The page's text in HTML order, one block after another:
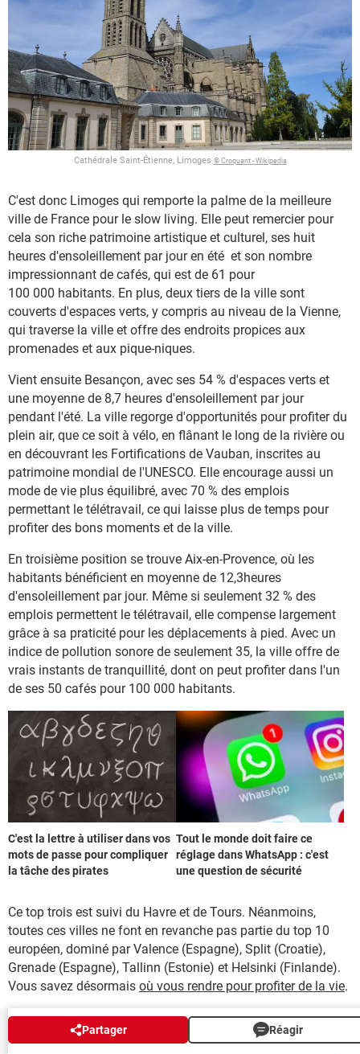
Cathédrale Saint-Étienne, Limoges © Croquant - Wikipedia
C'est donc Limoges qui remporte la palme de la meilleure
ville de France pour le slow living. Elle peut remercier pour
cela son riche patrimoine artistique et culturel, ses huit
heures d'ensoleillement par jour en été et son nombre
impressionnant de cafés, qui est de 61 pour
100 000 habitants. En plus, deux tiers de la ville sont
couverts d'espaces verts, y compris au niveau de la Vienne,
qui traverse la ville et offre des endroits propices aux
promenades et aux pique-niques.
Vient ensuite Besançon, avec ses 54 % d'espaces verts et
une moyenne de 8,7 heures d'ensoleillement par jour
pendant l'été. La ville regorge d'opportunités pour profiter du
plein air, que ce soit à vélo, en flânant le long de la rivière ou
en découvrant les Fortifications de Vauban, inscrites au
patrimoine mondial de l'UNESCO. Elle encourage aussi un
mode de vie plus équilibré, avec 70 % des emplois
permettant le télétravail, ce qui laisse plus de temps pour
profiter des bons moments et de la ville.
En troisième position se trouve Aix-en-Provence, où les
habitants bénéficient en moyenne de 12,3heures
d'ensoleillement par jour. Même si seulement 32 % des
emplois permettent le télétravail, elle compense largement
grâce à sa praticité pour les déplacements à pied. Avec un
indice de pollution sonore de seulement 35, la ville offre de
vrais instants de tranquillité, dont on peut profiter dans l'un
de ses 50 cafés pour 100 000 habitants.
C'est la lettre à utiliser dans vos
mots de passe pour compliquer
la tâche des pirates
Tout le monde doit faire ce
réglage dans WhatsApp : c'est
une question de sécurité
Ce top trois est suivi du Havre et de Tours. Néanmoins,
toutes ces villes ne font en revanche pas partie du top 10
européen, dominé par Valence (Espagne), Split (Croatie),
Grenade (Espagne), Tallinn (Estonie) et Helsinki (Finlande).
Vous savez désormais où vous rendre pour profiter de la vie.
Partager Réagir
NEWSLETTER